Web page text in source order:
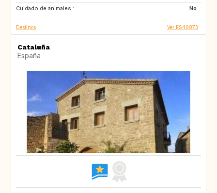
Cuidado de animales :
No
Destinos Ver ES49873
Cataluña
España